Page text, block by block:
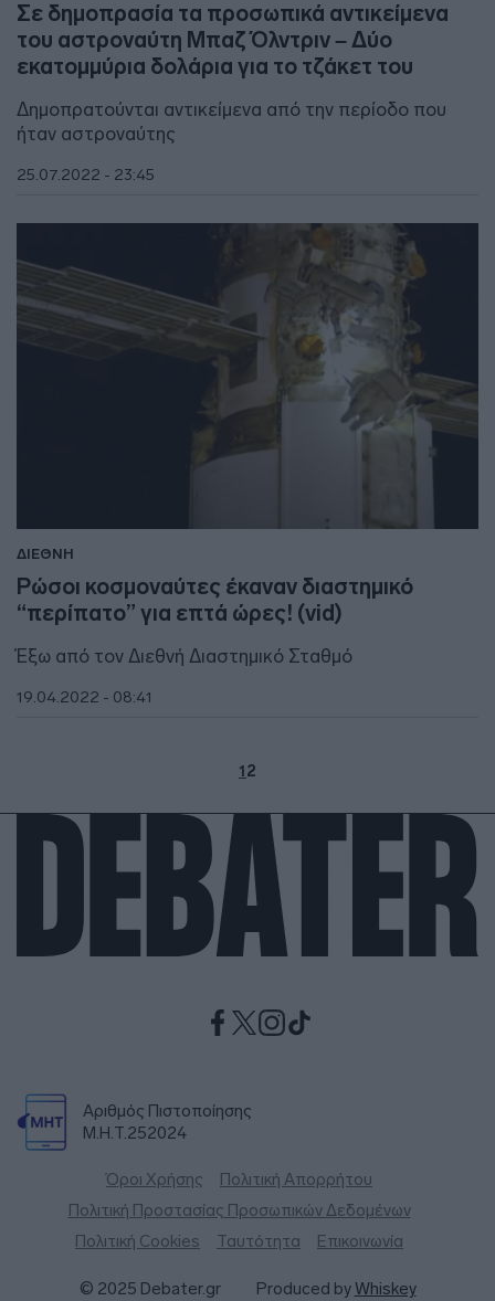
Σε δημοπρασία τα προσωπικά αντικείμενα
του αστροναύτη Μπαζ Όλντριν – Δύο
εκατομμύρια δολάρια για το τζάκετ του
Δημοπρατούνται αντικείμενα από την περίοδο που
ήταν αστροναύτης
25.07.2022 - 23:45
ΔΙΕΘΝΗ
Ρώσοι κοσμοναύτες έκαναν διαστημικό
“περίπατο” για επτά ώρες! (vid)
Έξω από τον Διεθνή Διαστημικό Σταθμό
19.04.2022 - 08:41
12
Αριθμός Πιστοποίησης
Μ.Η.Τ.252024
Όροι Χρήσης
Πολιτική Απορρήτου
Πολιτική Προστασίας Προσωπικών Δεδομένων
Πολιτική Cookies
Ταυτότητα Επικοινωνία
© 2025 Debater.gr Produced byWhiskey